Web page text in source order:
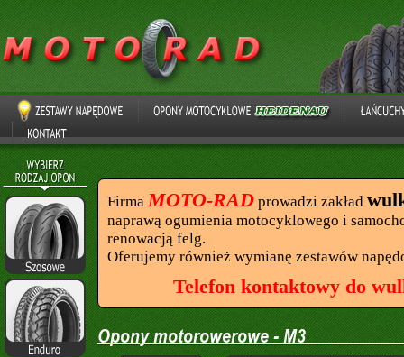
FirmaMOTO-RAD prowadzi zakład
naprawą ogumienia motocyklowego i
renowacją felg.
Oferujemy również wymianę zestawów
Telefon kontaktowy do